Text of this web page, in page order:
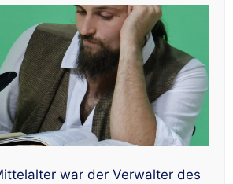
war der Verwalter des